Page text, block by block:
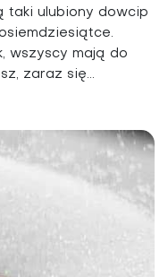
taki ulubiony dowcip
wszyscy mają do
zaraz się...